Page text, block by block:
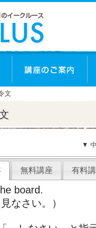
文
▼
無料講座 有料
board.
なさい。）